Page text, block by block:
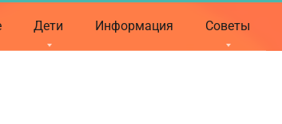
Дети Информация Советы